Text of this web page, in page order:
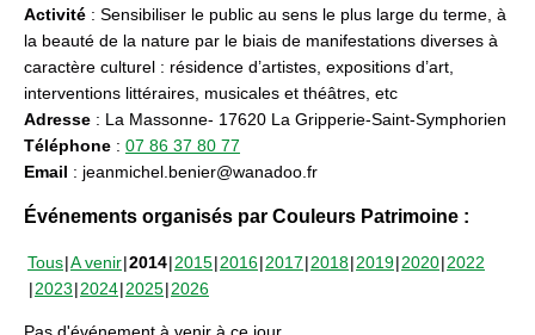
Activité : Sensibiliser le public au sens le plus large du terme, à
la beauté de la nature par le biais de manifestations diverses à
caractère culturel : résidence d’artistes, expositions d’art,
interventions littéraires, musicales et théâtres, etc
Adresse : La Massonne- 17620 La Gripperie-Saint-Symphorien
Téléphone : 07 86 37 80 77
Email : jeanmichel.benier@wanadoo.fr
Événements organisés par Couleurs Patrimoine :
Tous A venir 2014 2015 2016 2017 2018 2019 2020 2022
2023 2024 2025 2026